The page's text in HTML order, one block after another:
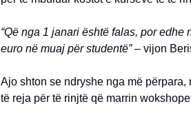
“Që nga 1 janari është falas, por
euro në muaj për studentë” – vijon
Ajo shton se ndryshe nga më
të reja për të rinjtë që marrin